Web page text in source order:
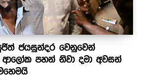
ජයසුන්දර වෙනුවෙන්
පහන් නිවා දමා අවසන්